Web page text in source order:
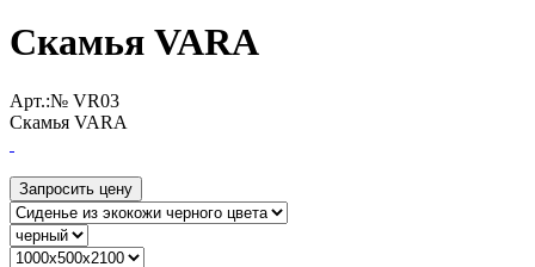
Скамья VARA
Арт.:№ VR03
Скамья VARA
Запросить цену